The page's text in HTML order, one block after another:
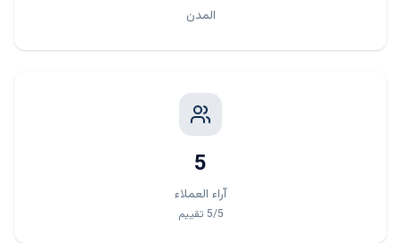
المدن
5
آراء العملاء
5/5 تقييم